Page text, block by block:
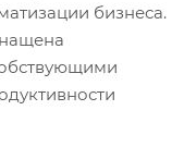
бизнеса.